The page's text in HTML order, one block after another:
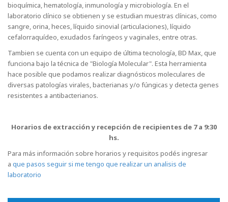
bioquímica, hematología, inmunología y microbiología. En el
laboratorio clínico se obtienen y se estudian muestras clínicas, como
sangre, orina, heces, líquido sinovial (articulaciones), líquido
cefalorraquídeo, exudados faríngeos y vaginales, entre otras.
Tambien se cuenta con un equipo de última tecnología, BD Max, que
funciona bajo la técnica de "Biología Molecular". Esta herramienta
hace posible que podamos realizar diagnósticos moleculares de
diversas patologías virales, bacterianas y/o fúngicas y detecta genes
resistentes a antibacterianos.
Horarios de extracción y recepción de recipientes de 7 a 9:30
hs.
Para más información sobre horarios y requisitos podés ingresar
a que pasos seguir si me tengo que realizar un analisis de
laboratorio